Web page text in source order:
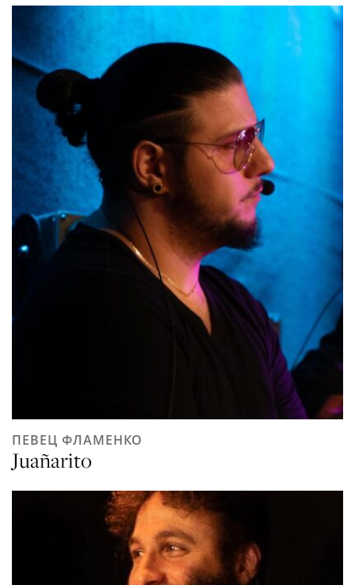
ПЕВЕЦ ФЛАМЕНКО
Juañarito